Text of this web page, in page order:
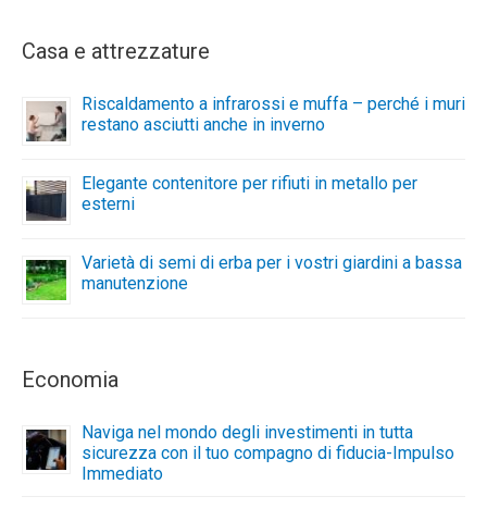
Casa e attrezzature
Riscaldamento a infrarossi e muffa – perché i muri
restano asciutti anche in inverno
Elegante contenitore per rifiuti in metallo per
esterni
Varietà di semi di erba per i vostri giardini a bassa
manutenzione
Economia
Naviga nel mondo degli investimenti in tutta
sicurezza con il tuo compagno di fiducia-Impulso
Immediato